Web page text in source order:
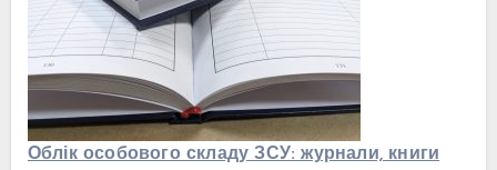
Облік особового складу ЗСУ: журнали, книги